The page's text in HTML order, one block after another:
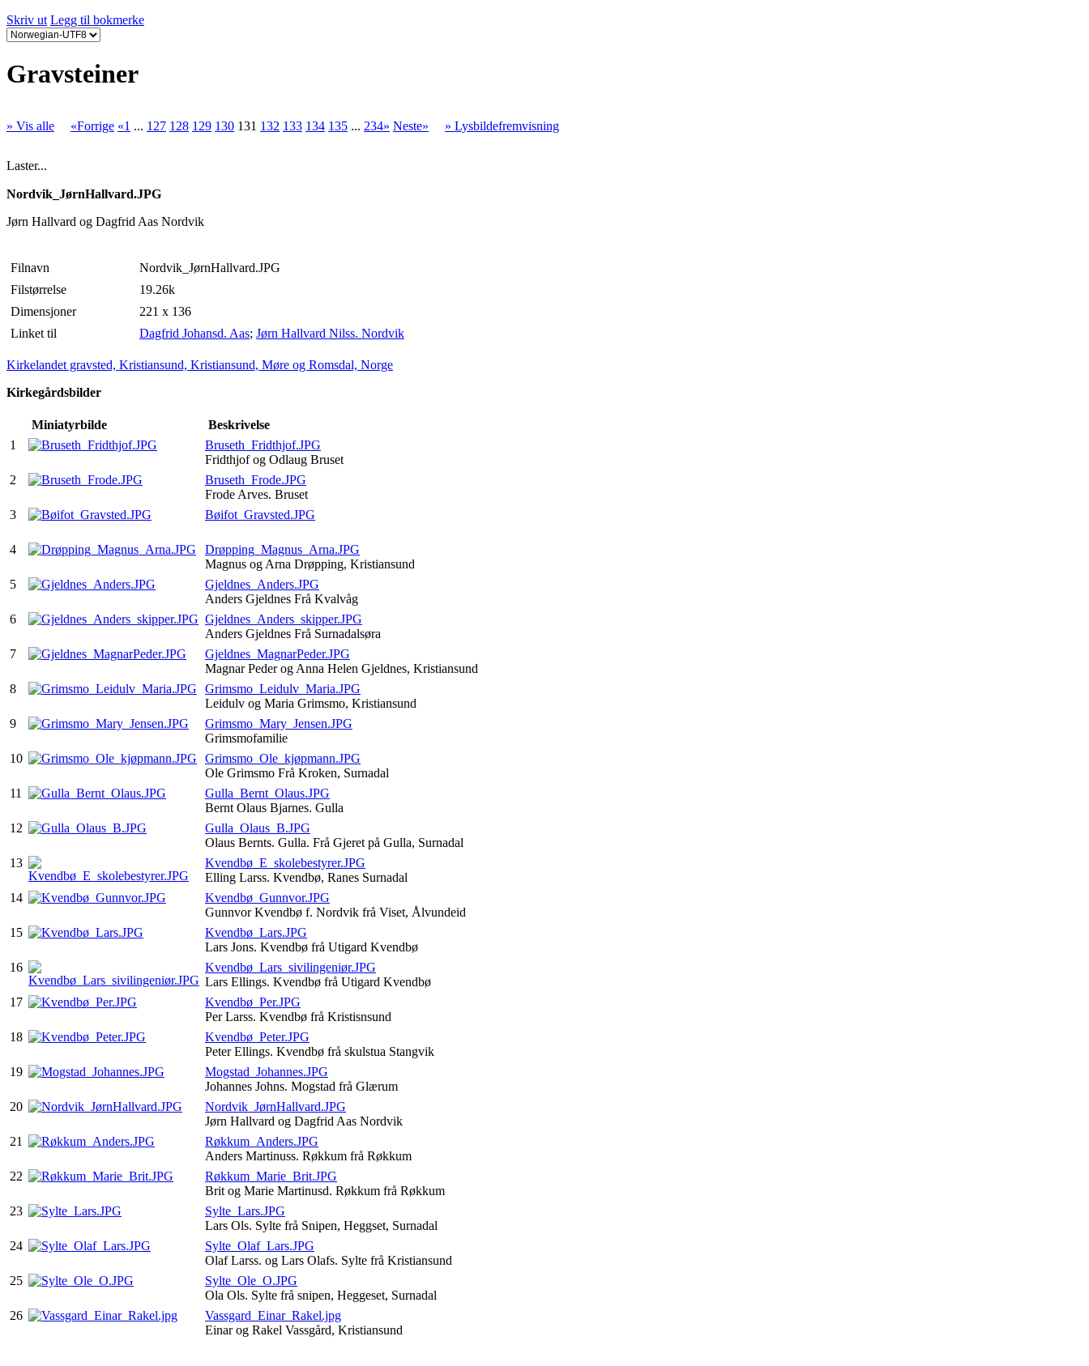
Skriv ut Legg til bokmerke
Gravsteiner
» Vis alle «Forrige «1 ... 127 128 129 130 131 132 133 134 135 ... 234» Neste» » Lysbildefremvisning
Laster...
Nordvik_JørnHallvard.JPG
Jørn Hallvard og Dagfrid Aas Nordvik
Filnavn
Nordvik_JørnHallvard.JPG
Filstørrelse
19.26k
Dimensjoner
221 x 136
Linket til
Dagfrid Johansd. Aas; Jørn Hallvard Nilss. Nordvik
Kirkelandet gravsted, Kristiansund, Kristiansund, Møre og Romsdal, Norge
Kirkegårdsbilder
Miniatyrbilde
Beskrivelse
1
Bruseth_Fridthjof.JPG
Fridthjof og Odlaug Bruset
2
Bruseth_Frode.JPG
Frode Arves. Bruset
3
Bøifot_Gravsted.JPG
4
Drøpping_Magnus_Arna.JPG
Magnus og Arna Drøpping, Kristiansund
5
Gjeldnes_Anders.JPG
Anders Gjeldnes Frå Kvalvåg
6
Gjeldnes_Anders_skipper.JPG
Anders Gjeldnes Frå Surnadalsøra
7
Gjeldnes_MagnarPeder.JPG
Magnar Peder og Anna Helen Gjeldnes, Kristiansund
8
Grimsmo_Leidulv_Maria.JPG
Leidulv og Maria Grimsmo, Kristiansund
9
Grimsmo_Mary_Jensen.JPG
Grimsmofamilie
10
Grimsmo_Ole_kjøpmann.JPG
Ole Grimsmo Frå Kroken, Surnadal
11
Gulla_Bernt_Olaus.JPG
Bernt Olaus Bjarnes. Gulla
12
Gulla_Olaus_B.JPG
Olaus Bernts. Gulla. Frå Gjeret på Gulla, Surnadal
13
Kvendbø_E_skolebestyrer.JPG
Elling Larss. Kvendbø, Ranes Surnadal
14
Kvendbø_Gunnvor.JPG
Gunnvor Kvendbø f. Nordvik frå Viset, Ålvundeid
15
Kvendbø_Lars.JPG
Lars Jons. Kvendbø frå Utigard Kvendbø
16
Kvendbø_Lars_sivilingeniør.JPG
Lars Ellings. Kvendbø frå Utigard Kvendbø
17
Kvendbø_Per.JPG
Per Larss. Kvendbø frå Kristisnsund
18
Kvendbø_Peter.JPG
Peter Ellings. Kvendbø frå skulstua Stangvik
19
Mogstad_Johannes.JPG
Johannes Johns. Mogstad frå Glærum
20
Nordvik_JørnHallvard.JPG
Jørn Hallvard og Dagfrid Aas Nordvik
21
Røkkum_Anders.JPG
Anders Martinuss. Røkkum frå Røkkum
22
Røkkum_Marie_Brit.JPG
Brit og Marie Martinusd. Røkkum frå Røkkum
23
Sylte_Lars.JPG
Lars Ols. Sylte frå Snipen, Heggset, Surnadal
24
Sylte_Olaf_Lars.JPG
Olaf Larss. og Lars Olafs. Sylte frå Kristiansund
25
Sylte_Ole_O.JPG
Ola Ols. Sylte frå snipen, Heggeset, Surnadal
26
Vassgard_Einar_Rakel.jpg
Einar og Rakel Vassgård, Kristiansund